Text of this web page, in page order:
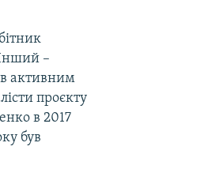
–
активним
проєкту
в 2017
був